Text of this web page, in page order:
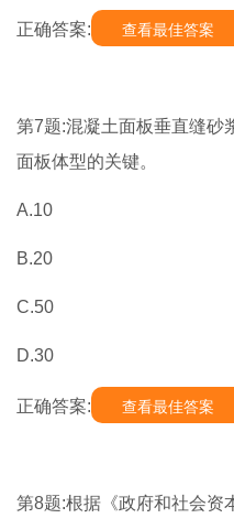
正确答案: 查看最佳答案
第7题:混凝土面板垂直缝砂
面板体型的关键。
A.10
B.20
C.50
D.30
正确答案: 查看最佳答案
第8题:根据《政府和社会资